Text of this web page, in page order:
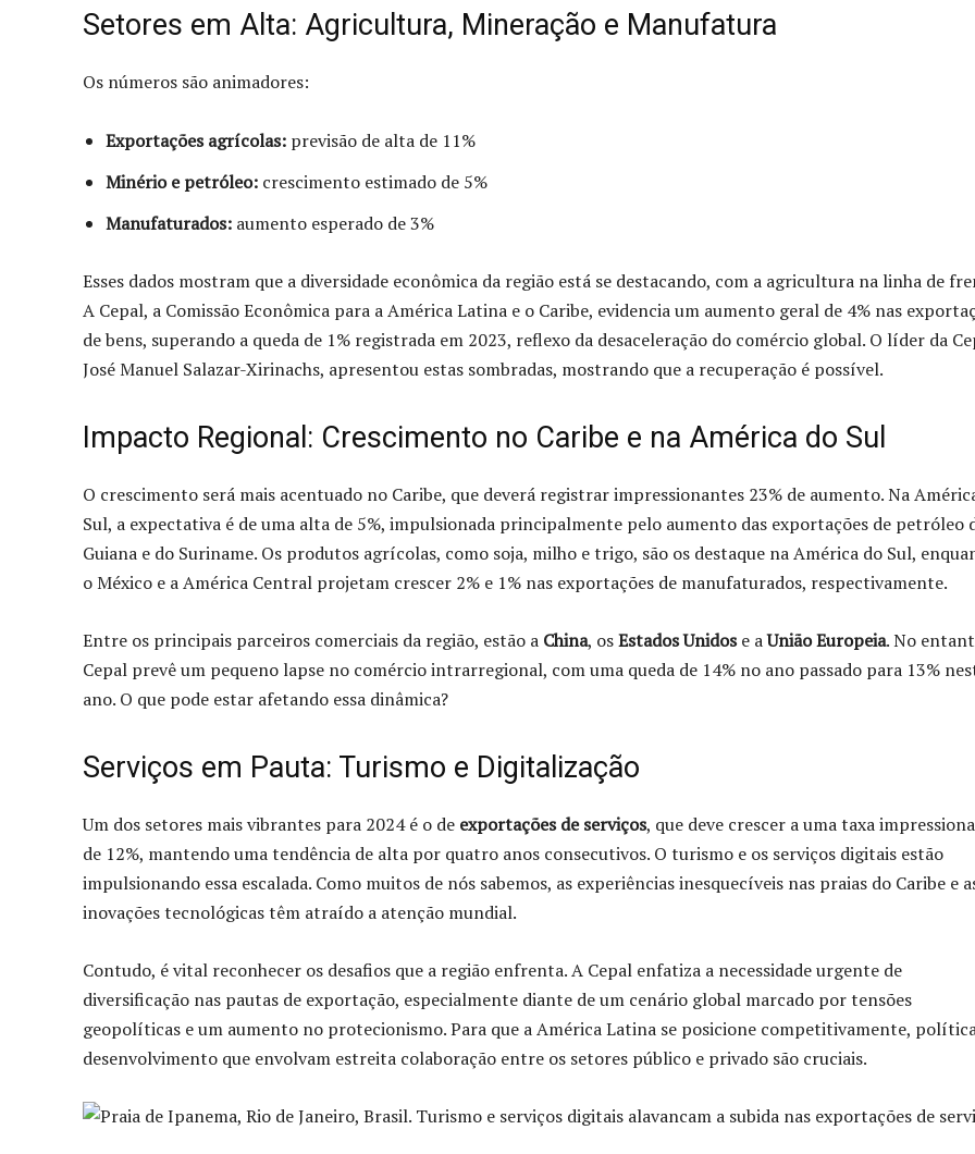
Setores em Alta: Agricultura, Mineração e Manufatura
Os números são animadores:
Exportações agrícolas: previsão de alta de 11%
Minério e petróleo: crescimento estimado de 5%
Manufaturados: aumento esperado de 3%
Esses dados mostram que a diversidade econômica da região está se destacando, com a agricultura na linha de
A Cepal, a Comissão Econômica para a América Latina e o Caribe, evidencia um aumento geral de 4% nas
de bens, superando a queda de 1% registrada em 2023, reflexo da desaceleração do comércio global. O líder da
José Manuel Salazar-Xirinachs, apresentou estas sombradas, mostrando que a recuperação é possível.
Impacto Regional: Crescimento no Caribe e na América do Sul
O crescimento será mais acentuado no Caribe, que deverá registrar impressionantes 23% de aumento. Na
Sul, a expectativa é de uma alta de 5%, impulsionada principalmente pelo aumento das exportações de petróleo
Guiana e do Suriname. Os produtos agrícolas, como soja, milho e trigo, são os destaque na América do Sul,
o México e a América Central projetam crescer 2% e 1% nas exportações de manufaturados, respectivamente.
Entre os principais parceiros comerciais da região, estão a China, osEstados Unidose aUnião Europeia. No
Cepal prevê um pequeno lapse no comércio intrarregional, com uma queda de 14% no ano passado para 13%
ano. O que pode estar afetando essa dinâmica?
Serviços em Pauta: Turismo e Digitalização
Um dos setores mais vibrantes para 2024 é o de exportações de serviços, que deve crescer a uma taxa
de 12%, mantendo uma tendência de alta por quatro anos consecutivos. O turismo e os serviços digitais estão
impulsionando essa escalada. Como muitos de nós sabemos, as experiências inesquecíveis nas praias do Caribe e
inovações tecnológicas têm atraído a atenção mundial.
Contudo, é vital reconhecer os desafios que a região enfrenta. A Cepal enfatiza a necessidade urgente de
diversificação nas pautas de exportação, especialmente diante de um cenário global marcado por tensões
geopolíticas e um aumento no protecionismo. Para que a América Latina se posicione competitivamente,
desenvolvimento que envolvam estreita colaboração entre os setores público e privado são cruciais.